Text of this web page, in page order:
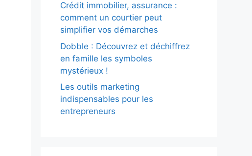
Crédit immobilier, assurance :
comment un courtier peut
simplifier vos démarches
Dobble : Découvrez et déchiffrez
en famille les symboles
mystérieux !
Les outils marketing
indispensables pour les
entrepreneurs